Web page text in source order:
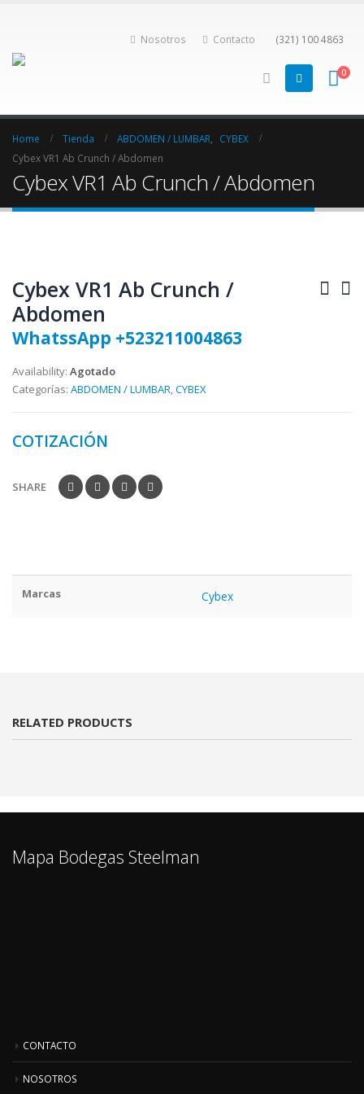
Nosotros Contacto (321) 100 4863
0
Home Tienda ABDOMEN / LUMBAR
CYBEX
Cybex VR1 Ab Crunch / Abdomen
Cybex VR1 Ab Crunch / Abdomen
Cybex VR1 Ab Crunch /
Abdomen
WhatssApp +523211004863
Availability: Agotado
Categorías: ABDOMEN / LUMBAR,CYBEX
COTIZACIÓN
SHARE
Marcas Cybex
RELATED PRODUCTS
Mapa Bodegas Steelman
CONTACTO
NOSOTROS